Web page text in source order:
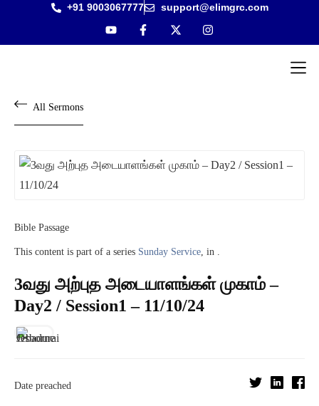
+91 9003067777 support@elimgrc.com
All Sermons
Bible Passage
This content is part of a series Sunday Service , in .
3வது அற்புத அடையாளங்கள் முகாம் –
Day2 / Session1 – 11/10/24
Date preached